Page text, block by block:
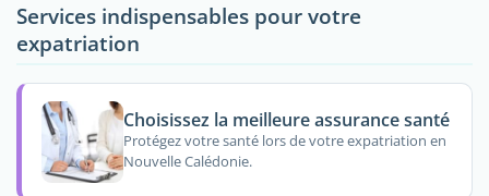
Services indispensables pour votre
expatriation
Choisissez la meilleure assurance santé
Protégez votre santé lors de votre expatriation en
Nouvelle Calédonie.